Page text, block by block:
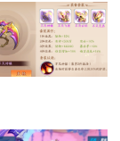
微氪玩家可轻松